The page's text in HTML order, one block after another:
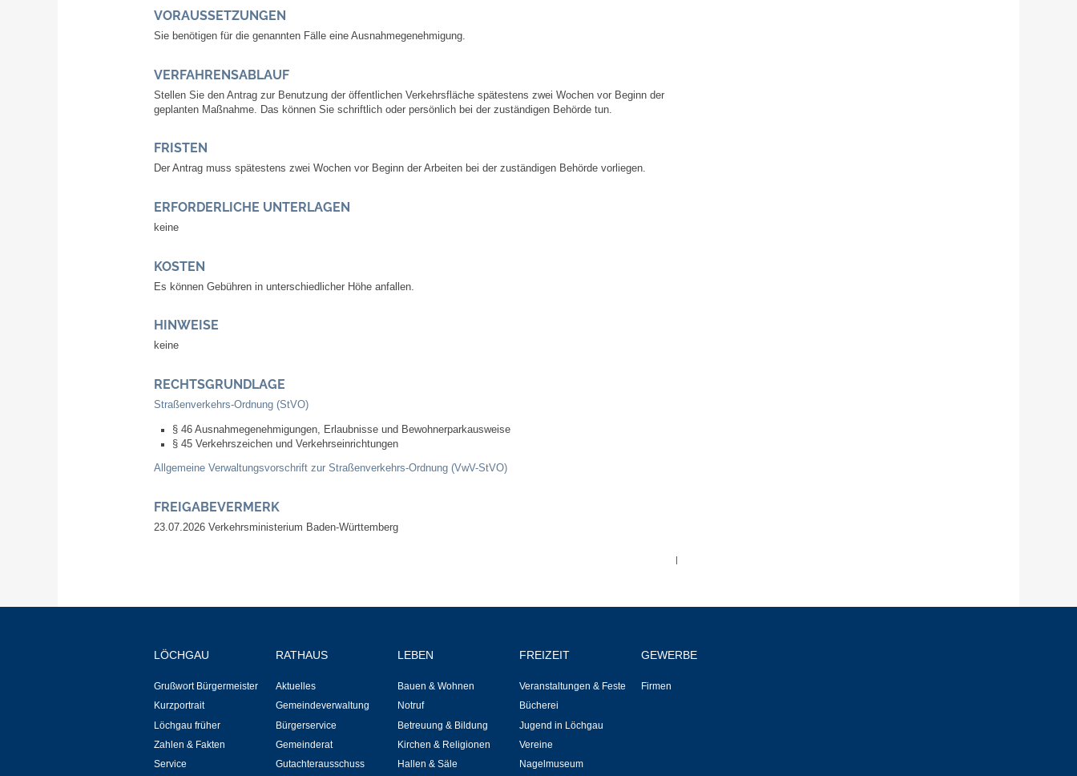
Ortsrecht
Bauen & Wohnen
NETZMonitor
Förderprogramm Balkonkraftwerk
Kommunale Wärmeplanung
VORAUSSETZUNGEN
Sie benötigen für die genannten Fälle eine Ausnahmegenehmigung.
VERFAHRENSABLAUF
Stellen Sie den Antrag zur Benutzung der öffentlichen Verkehrsfläche spätestens zwei Wochen vor Beginn der
geplanten Maßnahme. Das können Sie schriftlich oder persönlich bei der zuständigen Behörde tun.
FRISTEN
Der Antrag muss spätestens zwei Wochen vor Beginn der Arbeiten bei der zuständigen Behörde vorliegen.
ERFORDERLICHE UNTERLAGEN
keine
KOSTEN
Es können Gebühren in unterschiedlicher Höhe anfallen.
HINWEISE
keine
RECHTSGRUNDLAGE
Straßenverkehrs-Ordnung (StVO)
§ 46 Ausnahmegenehmigungen, Erlaubnisse und Bewohnerparkausweise
§ 45 Verkehrszeichen und Verkehrseinrichtungen
Allgemeine Verwaltungsvorschrift zur Straßenverkehrs-Ordnung (VwV-StVO)
FREIGABEVERMERK
23.07.2026 Verkehrsministerium Baden-Württemberg
LÖCHGAU
Grußwort Bürgermeister
Kurzportrait
Löchgau früher
Zahlen & Fakten
Service
RATHAUS
Aktuelles
Gemeindeverwaltung
Bürgerservice
Gemeinderat
Gutachterausschuss
LEBEN
Bauen & Wohnen
Notruf
Betreuung & Bildung
Kirchen & Religionen
Hallen & Säle
FREIZEIT
Veranstaltungen & Feste
Bücherei
Jugend in Löchgau
Vereine
Nagelmuseum
GEWERBE
Firmen